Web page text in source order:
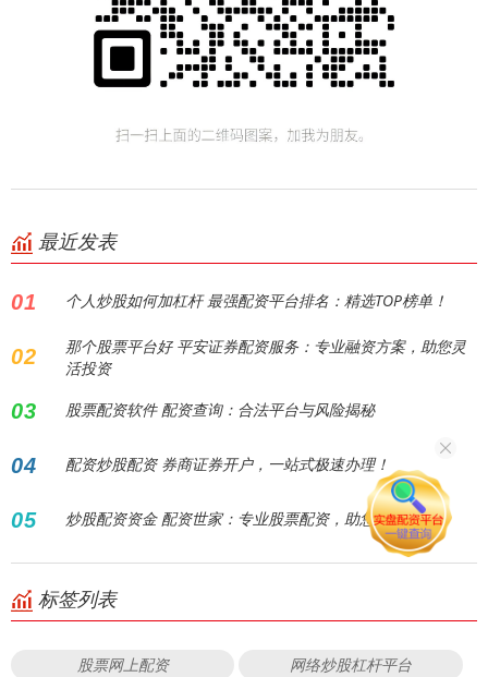
最近发表
01 个人炒股如何加杠杆 最强配资平台排名：精选TOP榜单！
02
那个股票平台好 平安证券配资服务：专业融资方案，助您灵
活投资
03 股票配资软件 配资查询：合法平台与风险揭秘
04 配资炒股配资 券商证券开户，一站式极速办理！
05 炒股配资资金 配资世家：专业股票配资，助您财富增值！
标签列表
股票网上配资 网络炒股杠杆平台